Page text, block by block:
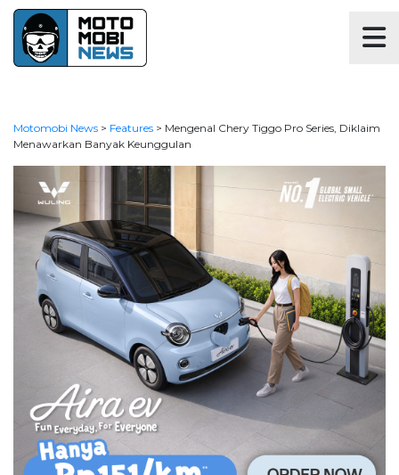
Motomobi News > Features > Mengenal Chery Tiggo Pro Series, Diklaim
Menawarkan Banyak Keunggulan